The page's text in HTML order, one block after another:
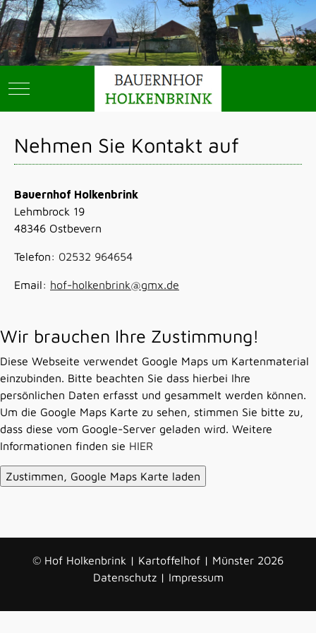
Mobile Menu Toggle
Nehmen Sie Kontakt auf
Bauernhof Holkenbrink
Lehmbrock 19
48346 Ostbevern
Telefon: 02532 964654
Email: hof-holkenbrink@gmx.de
Wir brauchen Ihre Zustimmung!
Diese Webseite verwendet Google Maps um Kartenmaterial
einzubinden. Bitte beachten Sie dass hierbei Ihre
persönlichen Daten erfasst und gesammelt werden können.
Um die Google Maps Karte zu sehen, stimmen Sie bitte zu,
dass diese vom Google-Server geladen wird. Weitere
Informationen finden sie HIER
© Hof Holkenbrink | Kartoffelhof | Münster 2026
Datenschutz| Impressum